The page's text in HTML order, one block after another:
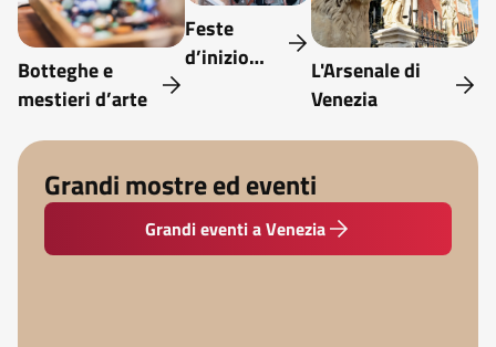
Botteghe e
mestieri d’arte
Feste
d’inizio
L'Arsenale di
Venezia
Grandi mostre ed eventi
Grandi eventi a Venezia